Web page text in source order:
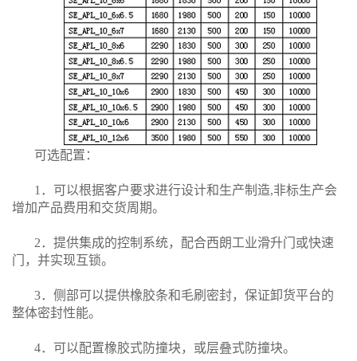
可选配置：
1．可以根据客户要求进行设计和生产制造,非标生产会
增加产品费用和交货周期。
2．提供集成的控制系统，配合西朗工业滑升门或快速
门，并实现互锁。
3．侧部可以提供橡胶条和毛刷密封，保证卸货平台的
整体密封性能。
4．可以配置橡胶式防撞块，或层叠式防撞块。